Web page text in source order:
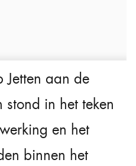
Jetten aan de
in het teken
en het
binnen het